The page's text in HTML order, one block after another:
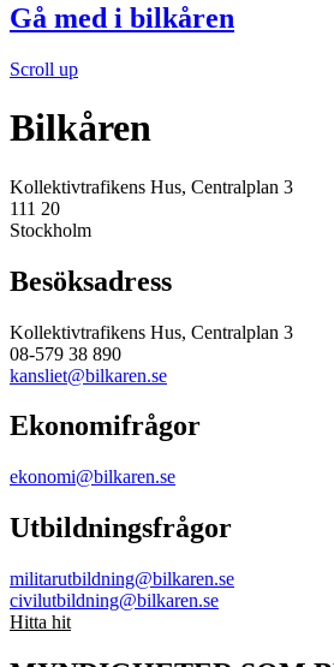
Gå med i bilkåren
Scroll up
Bilkåren
Kollektivtrafikens Hus, Centralplan 3
111 20
Stockholm
Besöksadress
Kollektivtrafikens Hus, Centralplan 3
08-579 38 890
kansliet@bilkaren.se
Ekonomifrågor
ekonomi@bilkaren.se
Utbildningsfrågor
militarutbildning@bilkaren.se
civilutbildning@bilkaren.se
Hitta hit